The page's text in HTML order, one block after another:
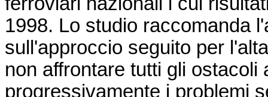
1998. Lo studio raccomanda
sull'approccio seguito per
non affrontare tutti gli
progressivamente i problemi